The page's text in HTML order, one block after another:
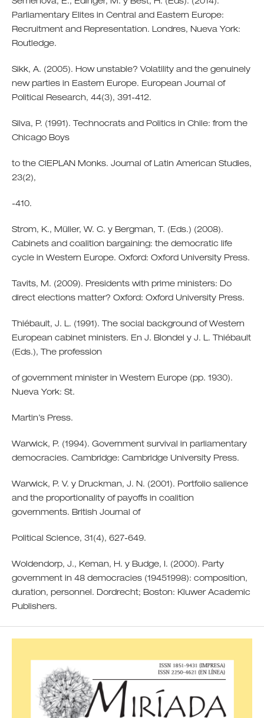
Semenova, E., Edinger, M. y Best, H. (Eds). (2014).
Parliamentary Elites in Central and Eastern Europe:
Recruitment and Representation. Londres, Nueva York:
Routledge.
Sikk, A. (2005). How unstable? Volatility and the genuinely
new parties in Eastern Europe. European Journal of
Political Research, 44(3), 391-412.
Silva, P. (1991). Technocrats and Politics in Chile: from the
Chicago Boys
to the CIEPLAN Monks. Journal of Latin American Studies,
23(2),
-410.
Strom, K., Müller, W. C. y Bergman, T. (Eds.) (2008).
Cabinets and coalition bargaining: the democratic life
cycle in Western Europe. Oxford: Oxford University Press.
Tavits, M. (2009). Presidents with prime ministers: Do
direct elections matter? Oxford: Oxford University Press.
Thiébault, J. L. (1991). The social background of Western
European cabinet ministers. En J. Blondel y J. L. Thiébault
(Eds.), The profession
of government minister in Western Europe (pp. 1930).
Nueva York: St.
Martin’s Press.
Warwick, P. (1994). Government survival in parliamentary
democracies. Cambridge: Cambridge University Press.
Warwick, P. V. y Druckman, J. N. (2001). Portfolio salience
and the proportionality of payoffs in coalition
governments. British Journal of
Political Science, 31(4), 627-649.
Woldendorp, J., Keman, H. y Budge, I. (2000). Party
government in 48 democracies (19451998): composition,
duration, personnel. Dordrecht; Boston: Kluwer Academic
Publishers.